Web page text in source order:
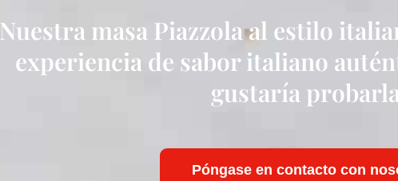
Nuestra masa Piazzola al estilo
experiencia de sabor italiano
gustaría
Póngase en contacto con